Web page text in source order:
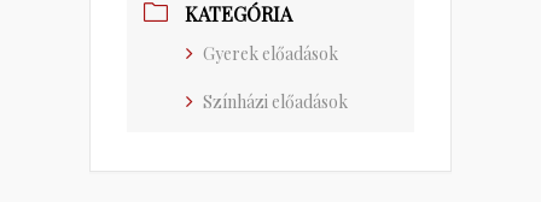
KATEGÓRIA
Gyerek előadások
Színházi előadások